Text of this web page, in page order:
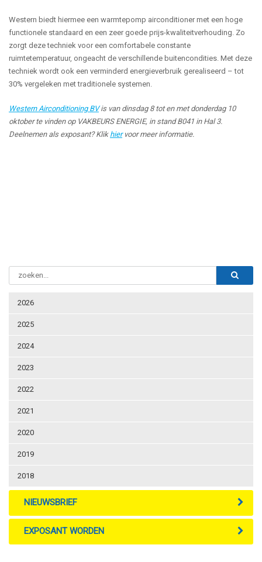
2026
2025
2024
2023
2022
2021
2020
2019
2018
NIEUWSBRIEF
EXPOSANT WORDEN
Western biedt hiermee een warmtepomp airconditioner met een hoge
functionele standaard en een zeer goede prijs-kwaliteitverhouding. Zo
zorgt deze techniek voor een comfortabele constante
ruimtetemperatuur, ongeacht de verschillende buitencondities. Met deze
techniek wordt ook een verminderd energieverbruik gerealiseerd – tot
30% vergeleken met traditionele systemen.
Western Airconditioning BVis van dinsdag 8 tot en met donderdag 10
oktober te vinden op VAKBEURS ENERGIE, in standB041 in Hal 3.
Deelnemen als exposant? Klik hiervoor meer informatie.